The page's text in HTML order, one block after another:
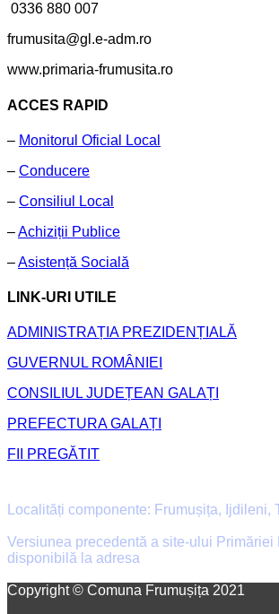
0336 880 007
frumusita@gl.e-adm.ro
www.primaria-frumusita.ro
ACCES RAPID
– Monitorul Oficial Local
– Conducere
– Consiliul Local
–Achiziții Publice
–Asistență Socială
LINK-URI UTILE
ADMINISTRAȚIA PREZIDENȚIALĂ
GUVERNUL ROMÂNIEI
CONSILIUL JUDEȚEAN GALAȚI
PREFECTURA GALAȚI
FII PREGĂTIT
Localități componente: Frumușița, Ijdileni,
Versiunea precedentă a site-ului Primăriei
disponibilă la adresa
Copyright © Comuna Frumușița 2021